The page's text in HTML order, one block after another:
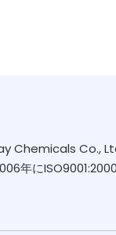
Chemicals Co.,
年に